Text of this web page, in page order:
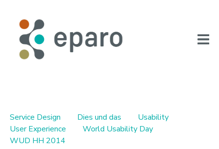
Service Design Dies und das
Usability
User Experience
World Usability Day
WUD HH 2014